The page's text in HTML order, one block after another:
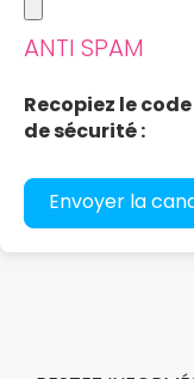
ANTI SPAM
Recopiez le code
de sécurité :
Envoyer la